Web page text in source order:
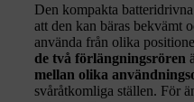
Den kompakta
att den kan bäras bekvämt
använda från olika
de två förlängningsrören
mellan olika
svåråtkomliga ställen. För